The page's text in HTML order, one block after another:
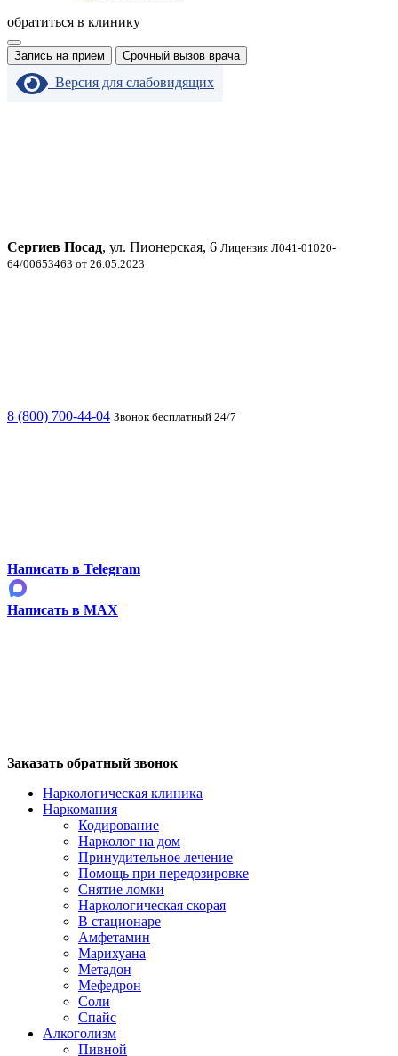
обратиться в клинику
Запись на прием Срочный вызов врача
Версия для слабовидящих
Сергиев Посад, ул. Пионерская, 6 Лицензия Л041-01020-
64/00653463 от 26.05.2023
8 (800) 700-44-04 Звонок бесплатный 24/7
Написать в Telegram
Написать в MAX
Заказать обратный звонок
Наркологическая клиника
Наркомания
Кодирование
Нарколог на дом
Принудительное лечение
Помощь при передозировке
Снятие ломки
Наркологическая скорая
В стационаре
Амфетамин
Марихуана
Метадон
Мефедрон
Соли
Спайс
Алкоголизм
Пивной